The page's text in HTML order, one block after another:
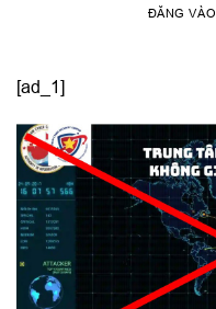
ĐĂNG VÀO
[ad_1]